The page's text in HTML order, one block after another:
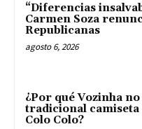
“Diferencias
Carmen Soza
Republicanas
agosto 6, 2026
¿Por qué Vozinha no
tradicional
Colo Colo?